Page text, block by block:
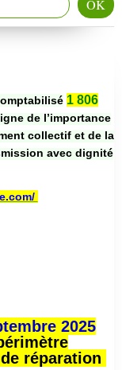
1 806
de l’importance
collectif et de la
avec dignité
2025
réparation